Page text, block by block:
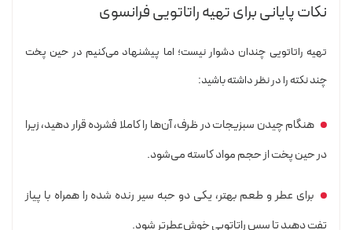
نکات پایانی برای تهیه راتاتویی فرانسوی
تهیه راتاتویی چندان دشوار نیست؛ اما پیشنهاد می‌کنیم در حین پخت
چند نکته را در نظر داشته باشید:
هنگام چیدن سبزیجات در ظرف، آن‌ها را کاملا فشرده قرار دهید، زیرا
در حین پخت از حجم مواد کاسته می‌شود.
برای عطر و طعم بهتر، یکی دو حبه سیر رنده‌ شده را همراه با پیاز
تفت دهید تا سس راتاتویی خوش‌عطرتر شود.